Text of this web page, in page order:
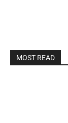
MOST READ